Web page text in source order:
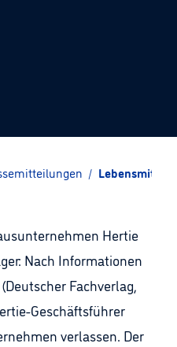
/ Lebensmittel
Hertie
Nach Informationen
Fachverlag,
Geschäftsführer
verlassen. Der